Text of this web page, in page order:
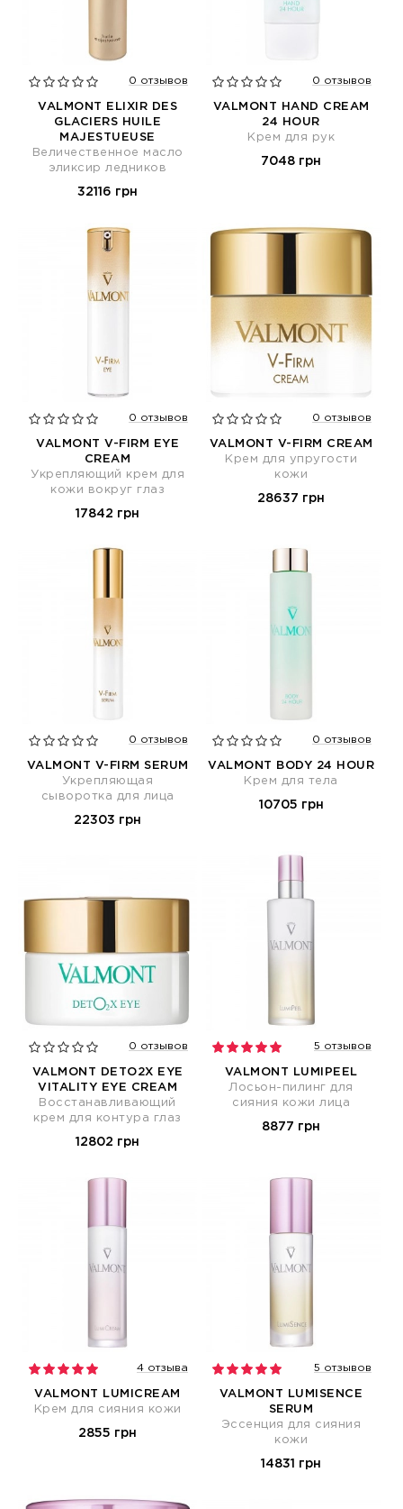
0 отзывов
VALMONT ELIXIR DES
GLACIERS HUILE
MAJESTUEUSE
Величественное масло
эликсир ледников
32116 грн
0 отзывов
VALMONT HAND CREAM
24 HOUR
Крем для рук
7048 грн
0 отзывов
VALMONT V-FIRM EYE
CREAM
Укрепляющий крем для
кожи вокруг глаз
17842 грн
0 отзывов
VALMONT V-FIRM CREAM
Крем для упругости
кожи
28637 грн
0 отзывов
VALMONT V-FIRM SERUM
Укрепляющая
сыворотка для лица
22303 грн
0 отзывов
VALMONT BODY 24 HOUR
Крем для тела
10705 грн
0 отзывов
VALMONT DETO2X EYE
VITALITY EYE CREAM
Восстанавливающий
крем для контура глаз
12802 грн
5 отзывов
VALMONT LUMIPEEL
Лосьон-пилинг для
сияния кожи лица
8877 грн
4 отзыва
VALMONT LUMICREAM
Крем для сияния кожи
2855 грн
5 отзывов
VALMONT LUMISENCE
SERUM
Эссенция для сияния
кожи
14831 грн